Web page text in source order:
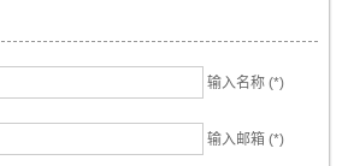
输入名称 (*)
输入邮箱 (*)